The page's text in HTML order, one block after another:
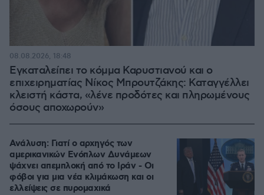
Εγκαταλείπει το κόμμα Καρυστιανού και ο
επιχειρηματίας Νίκος Μπρουτζάκης: Καταγγέλλει
κλειστή κάστα, «λένε προδότες και πληρωμένους
όσους αποχωρούν»
08.08.2026, 18:48
Ανάλυση: Γιατί ο αρχηγός των
αμερικανικών Ενόπλων Δυνάμεων
ψάχνει απεμπλοκή από το Ιράν - Οι
φόβοι για μια νέα κλιμάκωση και οι
ελλείψεις σε πυρομαχικά